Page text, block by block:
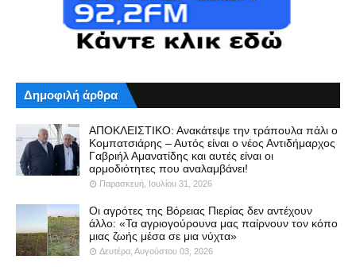
Δημοφιλή άρθρα
ΑΠΟΚΛΕΙΣΤΙΚΟ: Ανακάτεψε την τράπουλα πάλι ο
Κομπατσιάρης – Αυτός είναι ο νέος Αντιδήμαρχος
Γαβριήλ Αμανατίδης και αυτές είναι οι
αρμοδιότητες που αναλαμβάνει!
Παρασκευή, Ιουλίου 31, 2026
Οι αγρότες της Βόρειας Πιερίας δεν αντέχουν
άλλο: «Τα αγριογούρουνα μας παίρνουν τον κόπο
μιας ζωής μέσα σε μια νύχτα»
Δευτέρα, Αυγούστου 03, 2026